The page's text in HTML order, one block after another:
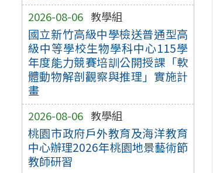
2026-08-06 教學組
國立新竹高級中學檢送普通型高
級中等學校生物學科中心115學
年度能力競賽培訓公開授課「軟
體動物解剖觀察與推理」實施計
畫
2026-08-06 教學組
桃園市政府戶外教育及海洋教育
中心辦理2026年桃園地景藝術節
教師研習